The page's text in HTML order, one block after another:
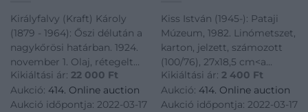
jelezve hátoldalon.
Üvegezett, dekoratív,
kopott, fakeretben.
32×50,5cm 1927-ben
festette az esztergomi
volt
Királyfalvy (Kraft) Károly
(1879 - 1964): Őszi délután a
nagykőrösi határban. 1924.
november 1. Olaj, rétegelt
falemez, jelezve hátoldalon.
Üvegezett, dekoratív,
kopott, fakeretben.
Kikiáltási ár: 22 000 Ft
Aukció: 414. Online auction
Aukció időpontja: 2022-03-17
Kiss István (1945-): Pataji
Múzeum, 1982. Linómetszet,
karton, jelzett, számozott
(100/76), 27x18,5 cm<a
href="https://
es-grafikak/Festmenyek-es-
grafikak~500001/Kiss-Istvan-
Kikiáltási ár: 2 400 Ft
Aukció: 414. Online auction
Aukció időpontja: 2022-03-17